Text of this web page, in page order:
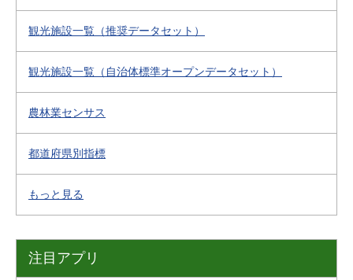
観光施設一覧（推奨データセット）
観光施設一覧（自治体標準オープンデータセット）
農林業センサス
都道府県別指標
もっと見る
注目アプリ